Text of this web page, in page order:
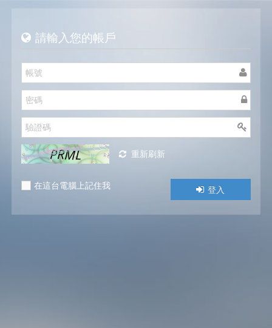
請輸入您的帳戶
重新刷新
在這台電腦上記住我 登入